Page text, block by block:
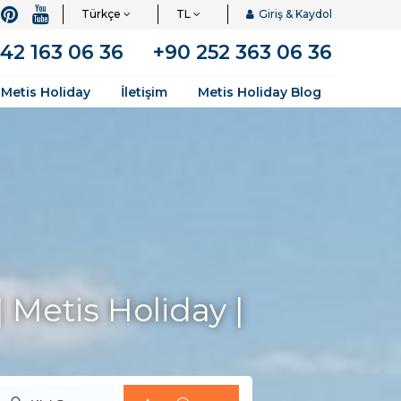
Giriş & Kaydol
TL
Türkçe
163 06 36 +90 252 363 06 36
Metis Holiday İletişim Metis Holiday Blog
Holiday |